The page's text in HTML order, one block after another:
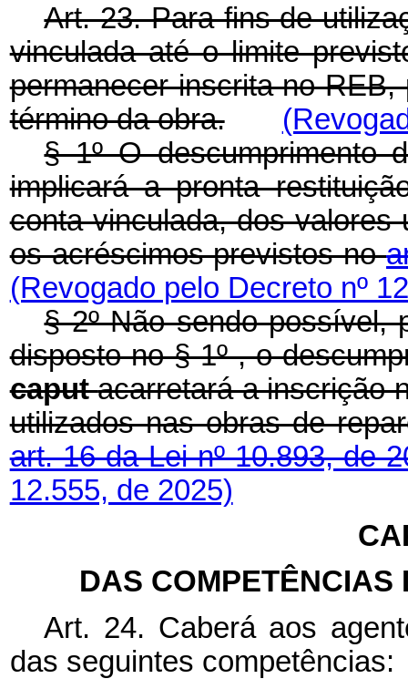
Art. 23. Para fins de
vinculada até o limite
permanecer inscrita no
término da obra.
§ 1º O
implicará a pronta
conta vinculada, dos
os acréscimos previstos no
(Revogado pelo Decreto nº
§ 2º Não sendo possível,
disposto no § 1º , o
caputacarretará a inscrição
utilizados nas obras de
art. 16 da Lei nº 10.893, de
12.555, de 2025)
DAS COMPETÊNCIAS
Art. 24. Caberá aos
das seguintes competências: